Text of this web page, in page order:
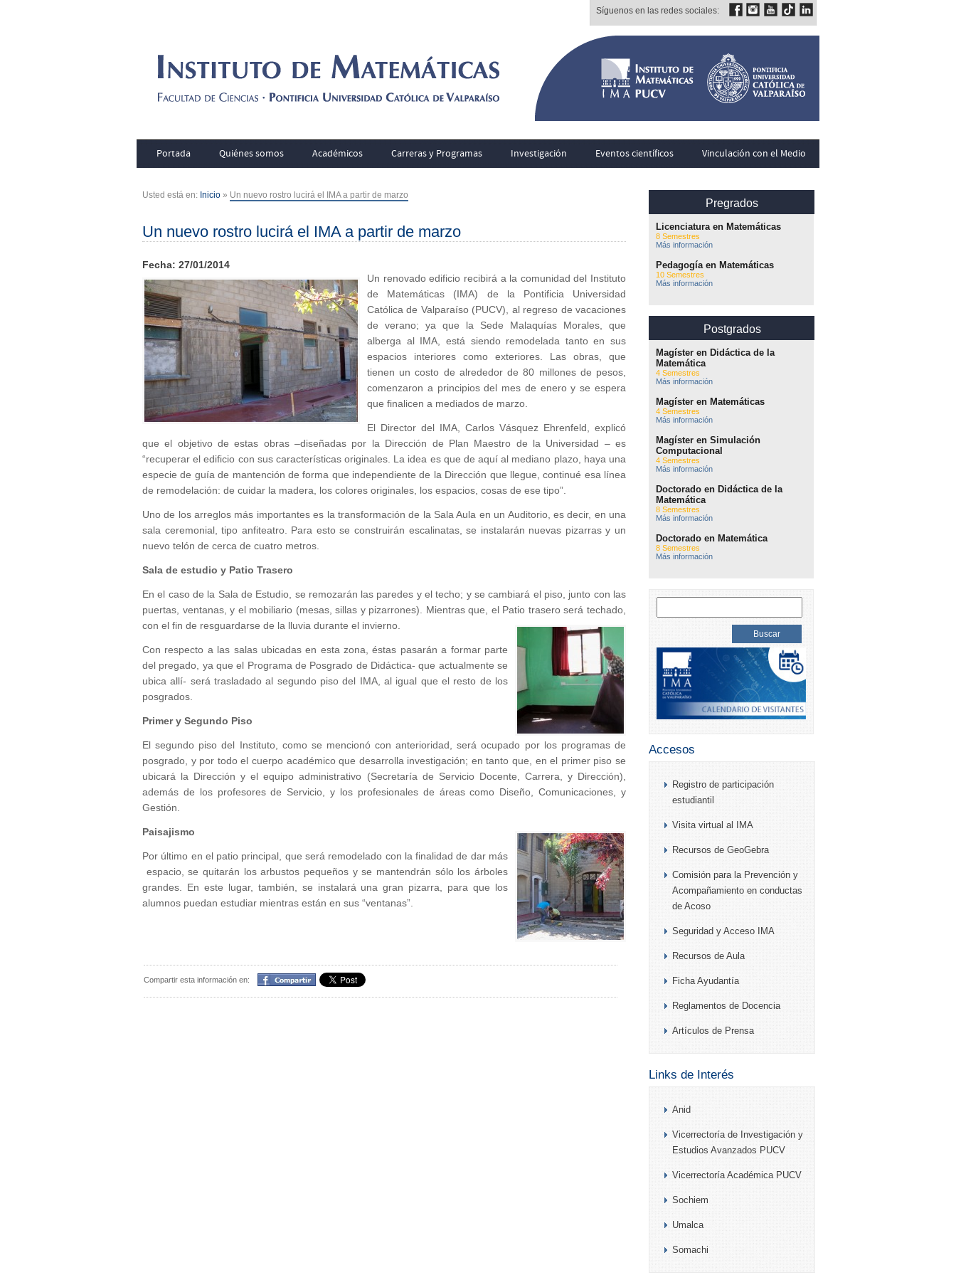
Síguenos en las redes sociales:
Portada Quiénes somos Académicos Carreras y Programas Investigación Eventos científicos Vinculación con el Medio
Usted está en: Inicio » Un nuevo rostro lucirá el IMA a partir de marzo
Un nuevo rostro lucirá el IMA a partir de marzo
Fecha: 27/01/2014
Un renovado edificio recibirá a la comunidad del Instituto
de Matemáticas (IMA) de la Pontificia Universidad
Católica de Valparaíso (PUCV), al regreso de vacaciones
de verano; ya que la Sede Malaquías Morales, que
alberga al IMA, está siendo remodelada tanto en sus
espacios interiores como exteriores. Las obras, que
tienen un costo de alrededor de 80 millones de pesos,
comenzaron a principios del mes de enero y se espera
que finalicen a mediados de marzo.
El Director del IMA, Carlos Vásquez Ehrenfeld, explicó
que el objetivo de estas obras –diseñadas por la Dirección de Plan Maestro de la Universidad – es
“recuperar el edificio con sus características originales. La idea es que de aquí al mediano plazo, haya una
especie de guía de mantención de forma que independiente de la Dirección que llegue, continué esa línea
de remodelación: de cuidar la madera, los colores originales, los espacios, cosas de ese tipo”.
Uno de los arreglos más importantes es la transformación de la Sala Aula en un Auditorio, es decir, en una
sala ceremonial, tipo anfiteatro. Para esto se construirán escalinatas, se instalarán nuevas pizarras y un
nuevo telón de cerca de cuatro metros.
Sala de estudio y Patio Trasero
En el caso de la Sala de Estudio, se remozarán las paredes y el techo; y se cambiará el piso, junto con las
puertas, ventanas, y el mobiliario (mesas, sillas y pizarrones). Mientras que, el Patio trasero será techado,
con el fin de resguardarse de la lluvia durante el invierno.
Con respecto a las salas ubicadas en esta zona, éstas pasarán a formar parte
del pregado, ya que el Programa de Posgrado de Didáctica- que actualmente se
ubica allí- será trasladado al segundo piso del IMA, al igual que el resto de los
posgrados.
Primer y Segundo Piso
El segundo piso del Instituto, como se mencionó con anterioridad, será ocupado por los programas de
posgrado, y por todo el cuerpo académico que desarrolla investigación; en tanto que, en el primer piso se
ubicará la Dirección y el equipo administrativo (Secretaría de Servicio Docente, Carrera, y Dirección),
además de los profesores de Servicio, y los profesionales de áreas como Diseño, Comunicaciones, y
Gestión.
Paisajismo
Por último en el patio principal, que será remodelado con la finalidad de dar más
espacio, se quitarán los arbustos pequeños y se mantendrán sólo los árboles
grandes. En este lugar, también, se instalará una gran pizarra, para que los
alumnos puedan estudiar mientras están en sus “ventanas”.
Compartir esta información en: Compartir
Pregrados
Licenciatura en Matemáticas
8 Semestres
Más información
Pedagogía en Matemáticas
10 Semestres
Más información
Postgrados
Magíster en Didáctica de la
Matemática
4 Semestres
Más información
Magíster en Matemáticas
4 Semestres
Más información
Magíster en Simulación
Computacional
4 Semestres
Más información
Doctorado en Didáctica de la
Matemática
8 Semestres
Más información
Doctorado en Matemática
8 Semestres
Más información
Accesos
Registro de participación
estudiantil
Visita virtual al IMA
Recursos de GeoGebra
Comisión para la Prevención y
Acompañamiento en conductas
de Acoso
Seguridad y Acceso IMA
Recursos de Aula
Ficha Ayudantía
Reglamentos de Docencia
Artículos de Prensa
Links de Interés
Anid
Vicerrectoría de Investigación y
Estudios Avanzados PUCV
Vicerrectoría Académica PUCV
Sochiem
Umalca
Somachi